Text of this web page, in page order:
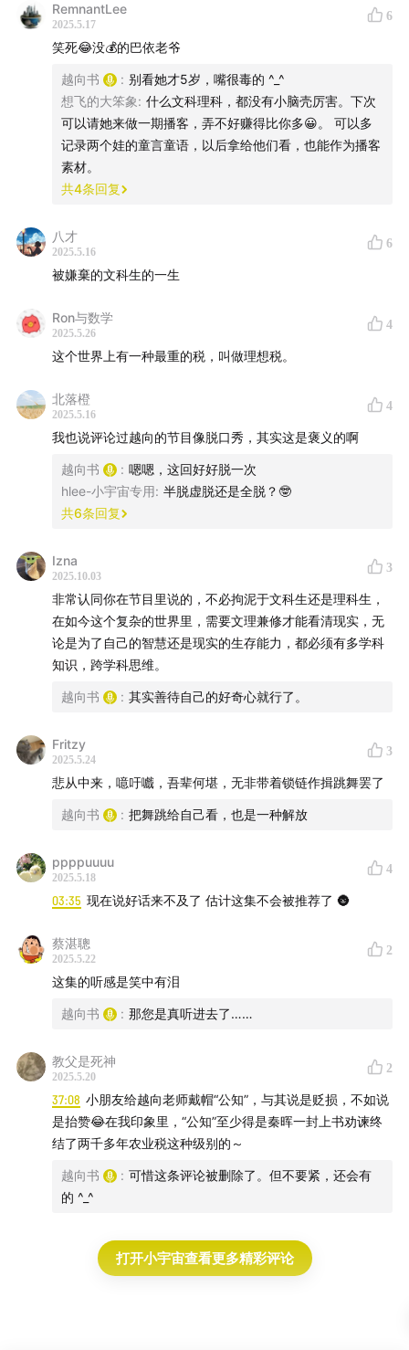
RemnantLee
2025.5.17
6
笑死😂没💰的巴依老爷
越向书 : 别看她才5岁，嘴很毒的 ^_^
想飞的大笨象: 什么文科理科，都没有小脑壳厉害。下次
可以请她来做一期播客，弄不好赚得比你多😀。 可以多
记录两个娃的童言童语，以后拿给他们看，也能作为播客
素材。
共4条回复
八才
2025.5.16
6
被嫌棄的文科生的一生
Ron与数学
2025.5.26
4
这个世界上有一种最重的税，叫做理想税。
北落橙
2025.5.16
4
我也说评论过越向的节目像脱口秀，其实这是褒义的啊
越向书 : 嗯嗯，这回好好脱一次
hlee-小宇宙专用: 半脱虚脱还是全脱？🤓
共6条回复
Izna
2025.10.03
3
非常认同你在节目里说的，不必拘泥于文科生还是理科生，
在如今这个复杂的世界里，需要文理兼修才能看清现实，无
论是为了自己的智慧还是现实的生存能力，都必须有多学科
知识，跨学科思维。
越向书 : 其实善待自己的好奇心就行了。
Fritzy
2025.5.24
3
悲从中来，噫吁嚱，吾辈何堪，无非带着锁链作揖跳舞罢了
越向书 : 把舞跳给自己看，也是一种解放
ppppuuuu
2025.5.18
4
03:35 现在说好话来不及了 估计这集不会被推荐了 🌚
蔡湛聰
2025.5.22
2
这集的听感是笑中有泪
越向书 : 那您是真听进去了……
教父是死神
2025.5.20
2
37:08 小朋友给越向老师戴帽“公知”，与其说是贬损，不如说
是抬赞😂在我印象里，“公知”至少得是秦晖一封上书劝谏终
结了两千多年农业税这种级别的～
越向书 : 可惜这条评论被删除了。但不要紧，还会有
的 ^_^
打开小宇宙查看更多精彩评论